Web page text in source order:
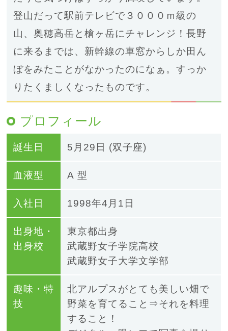
登山だって駅前テレビで３０００ｍ級の
山、奥穂高岳と槍ヶ岳にチャレンジ！長野
に来るまでは、新幹線の車窓からしか田ん
ぼをみたことがなかったのになぁ。すっか
りたくましくなったものです。
プロフィール
誕生日 5月29日 (双子座)
血液型 A 型
入社日 1998年4月1日
出身地・
出身校
東京都出身
武蔵野女子学院高校
武蔵野女子大学文学部
趣味・特
技
北アルプスがとても美しい畑で
野菜を育てること⇒それを料理
すること！